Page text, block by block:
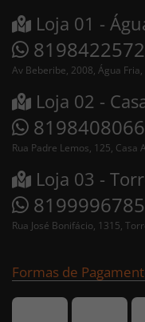
Loja 01 -
Av Beberibe, 2008, Água Fria,
Loja 02 -
Rua Padre Lemos, 125, Casa
Loja 03 -
Rua José Bonifácio, 1315,
Formas de